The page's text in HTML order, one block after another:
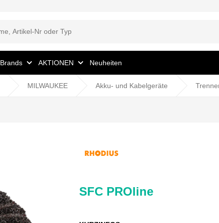
Brands AKTIONEN Neuheiten
MILWAUKEE Akku- und Kabelgeräte
SFC PROline